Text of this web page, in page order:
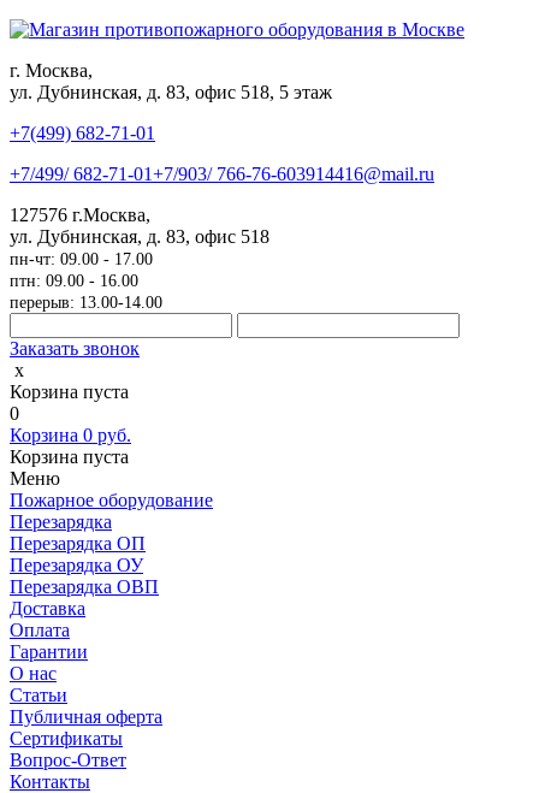
г. Москва,
ул. Дубнинская, д. 83, офис 518, 5 этаж
+7(499) 682-71-01
+7/499/682-71-01+7/903/766-76-603914416@mail.ru
127576 г.Москва,
ул. Дубнинская, д. 83, офис 518
пн-чт: 09.00 - 17.00
птн: 09.00 - 16.00
перерыв: 13.00-14.00
Заказать звонок
x
Корзина пуста
0
Корзина 0 руб.
Корзина пуста
Меню
Пожарное оборудование
Перезарядка
Перезарядка ОП
Перезарядка ОУ
Перезарядка ОВП
Доставка
Оплата
Гарантии
О нас
Статьи
Публичная оферта
Сертификаты
Вопрос-Ответ
Контакты